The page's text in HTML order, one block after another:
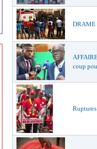
DRAME
coup